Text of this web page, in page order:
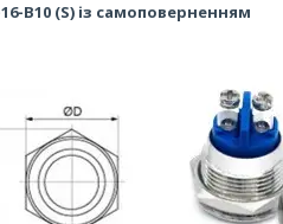
B10 (S) із самоповерненням